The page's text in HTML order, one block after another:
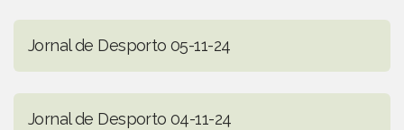
Jornal de Desporto 05-11-24
Jornal de Desporto 04-11-24